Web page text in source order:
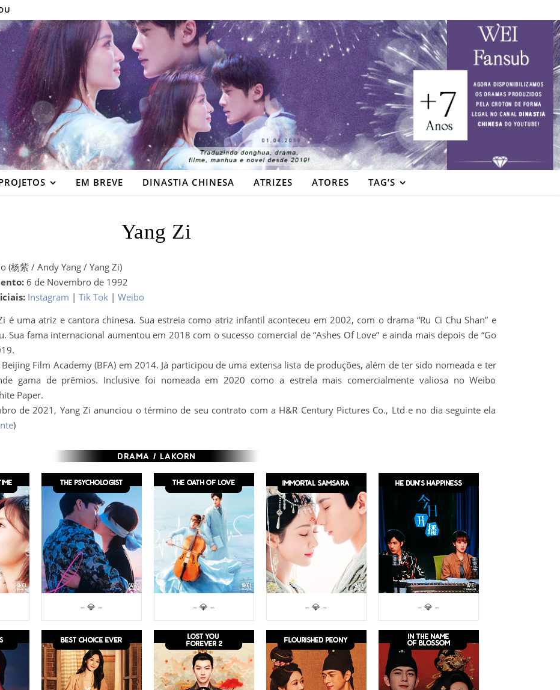
EM BREVE DINASTIA CHINESA ATRIZES ATORES TAG’S
Yang Zi
(杨紫 / Andy Yang / Yang Zi)
6 de Novembro de 1992
Instagram | Tik Tok| Weibo
é uma atriz e cantora chinesa. Sua estreia como atriz infantil aconteceu em 2002, com o drama “Ru Ci Chu Shan” e
Sua fama internacional aumentou em 2018 com o sucesso comercial de “Ashes Of Love” e ainda mais depois de “Go
Film Academy (BFA) em 2014. Já participou de uma extensa lista de produções, além de ter sido nomeada e ter
gama de prêmios. Inclusive foi nomeada em 2020 como a estrela mais comercialmente valiosa no Weibo
Paper.
de 2021, Yang Zi anunciou o término de seu contrato com a H&R Century Pictures Co., Ltd e no dia seguinte ela
)
– 💎 – – 💎 – – 💎 – – 💎 –